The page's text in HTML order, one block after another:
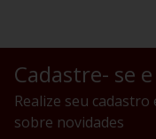
Cadastre- se
Realize seu
sobre novidades